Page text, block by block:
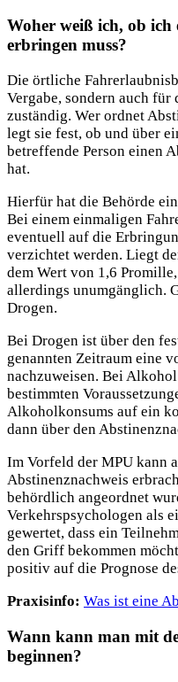
Woher weiß ich, ob ich
erbringen muss?
Die örtliche
Vergabe, sondern auch für
zuständig. Wer ordnet
legt sie fest, ob und über
betreffende Person einen
hat.
Hierfür hat die Behörde
Bei einem einmaligen
eventuell auf die
verzichtet werden. Liegt
dem Wert von 1,6
allerdings unumgänglich.
Drogen.
Bei Drogen ist über den
genannten Zeitraum eine
nachzuweisen. Bei
bestimmten
Alkoholkonsums auf ein
dann über den
Im Vorfeld der MPU kann
Abstinenznachweis
behördlich angeordnet
Verkehrspsychologen als
gewertet, dass ein
den Griff bekommen
positiv auf die Prognose
Praxisinfo: Was ist eine
Wann kann man mit
beginnen?